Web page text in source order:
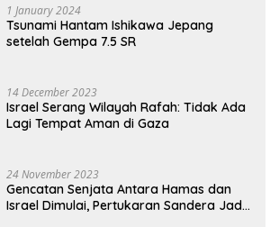
1 January 2024
Tsunami Hantam Ishikawa Jepang
setelah Gempa 7.5 SR
14 December 2023
Israel Serang Wilayah Rafah: Tidak Ada
Lagi Tempat Aman di Gaza
24 November 2023
Gencatan Senjata Antara Hamas dan
Israel Dimulai, Pertukaran Sandera Jadi